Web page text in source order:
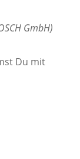
GmbH)
Du mit